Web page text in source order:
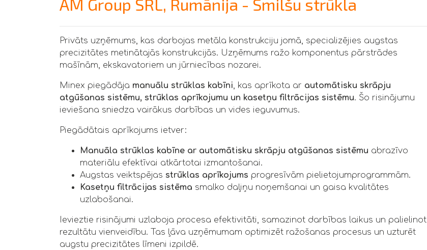
AM Group SRL, Rumānija - Smilšu strūkla
Privāts uzņēmums, kas darbojas metāla konstrukciju jomā, specializējies augstas
precizitātes metinātajās konstrukcijās. Uzņēmums ražo komponentus pārstrādes
mašīnām, ekskavatoriem un jūrniecības nozarei.
Minex piegādāja manuālu strūklas kabīni, kas aprīkota ar automātisku skrāpju
atgūšanas sistēmu, strūklas aprīkojumu un kasetņu filtrācijas sistēmu. Šo risinājumu
ieviešana sniedza vairākus darbības un vides ieguvumus.
Piegādātais aprīkojums ietver:
Manuāla strūklas kabīne ar automātisku skrāpju atgūšanas sistēmu abrazīvo
materiālu efektīvai atkārtotai izmantošanai.
Augstas veiktspējas strūklas aprīkojums progresīvām pielietojumprogrammām.
Kasetņu filtrācijas sistēma smalko daļiņu noņemšanai un gaisa kvalitātes
uzlabošanai.
Ievieztie risinājumi uzlaboja procesa efektivitāti, samazinot darbības laikus un palielinot
rezultātu vienveidību. Tas ļāva uzņēmumam optimizēt ražošanas procesus un uzturēt
augstu precizitātes līmeni izpildē.